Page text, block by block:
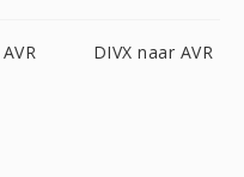
DIVX naar AVR